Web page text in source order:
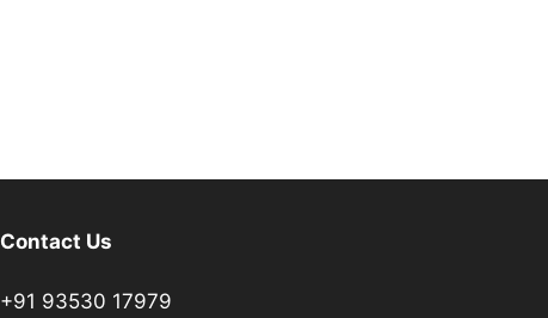
Contact Us
+91 93530 17979